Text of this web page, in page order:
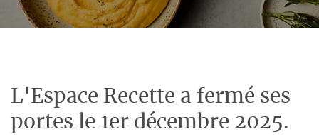
L'Espace Recette a fermé ses
portes le 1er décembre 2025.